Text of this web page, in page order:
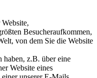
Besucheraufkommen,
von dem Sie die Website
haben, z.B. über eine
Website eines